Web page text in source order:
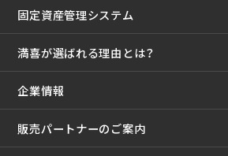
固定資産管理システム
満喜が選ばれる理由とは？
企業情報
販売パートナーのご案内